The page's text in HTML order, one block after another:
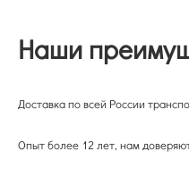
Наши
Доставка по всей России
Опыт более 12 лет, нам